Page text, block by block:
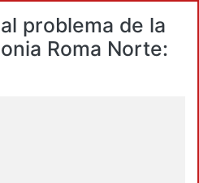
problema de la
Roma Norte: